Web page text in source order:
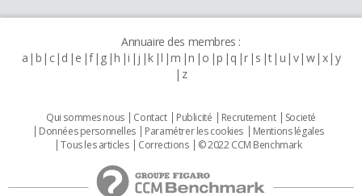
Annuaire des membres :
a b c d e f g h i j k l m n o p q r s t u v w x y
z
Qui sommes nous Contact Publicité Recrutement
Societé
Données personnelles
Paramétrer les cookies
Mentions légales
Tous les articles
Corrections © 2022 CCM Benchmark